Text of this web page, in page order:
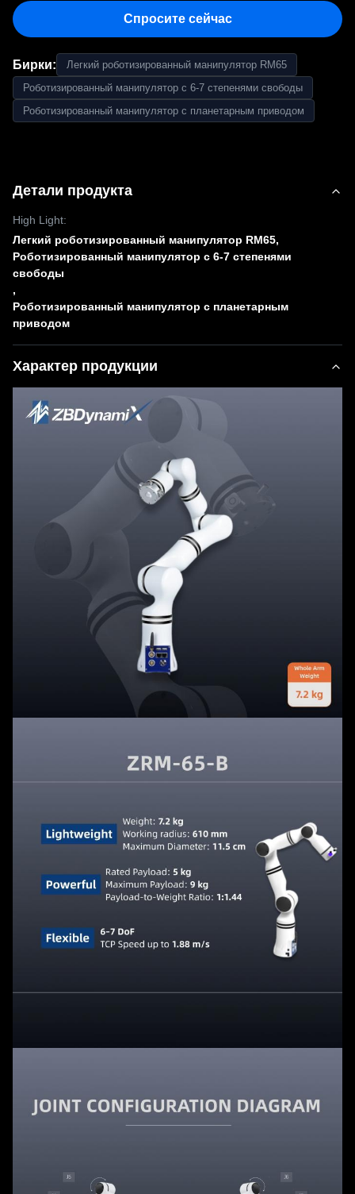
Спросите сейчас
Бирки:
Легкий роботизированный манипулятор RM65
Роботизированный манипулятор с 6-7 степенями свободы
Роботизированный манипулятор с планетарным приводом
Детали продукта
High Light:
Легкий роботизированный манипулятор RM65,
Роботизированный манипулятор с 6-7 степенями
свободы
,
Роботизированный манипулятор с планетарным
приводом
Характер продукции